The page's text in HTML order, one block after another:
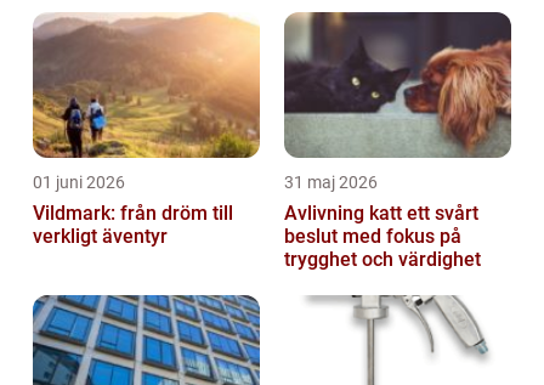
01 juni 2026
Vildmark: från dröm till
verkligt äventyr
31 maj 2026
Avlivning katt ett svårt
beslut med fokus på
trygghet och värdighet